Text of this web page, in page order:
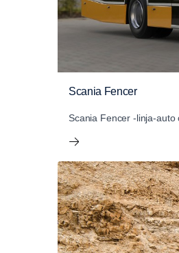
Scania Fencer
Scania Fencer -linja-